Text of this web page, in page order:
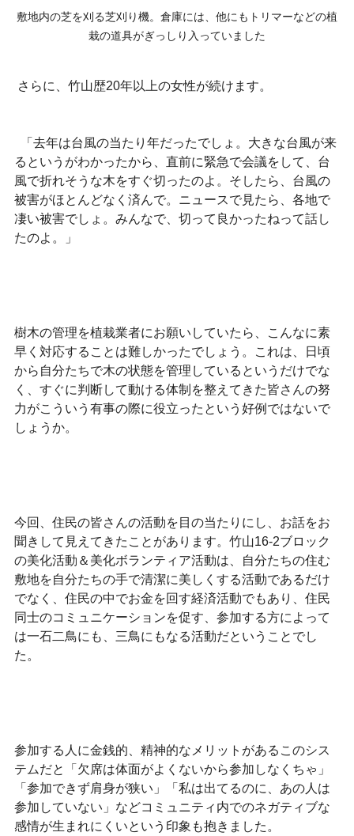
敷地内の芝を刈る芝刈り機。倉庫には、他にもトリマーなどの植
栽の道具がぎっしり入っていました
さらに、竹山歴20年以上の女性が続けます。
るというがわかったから、直前に緊急で会議をして、台
風で折れそうな木をすぐ切ったのよ。そしたら、台風の
被害がほとんどなく済んで。ニュースで見たら、各地で
凄い被害でしょ。みんなで、切って良かったねって話し
たのよ。」
樹木の管理を植栽業者にお願いしていたら、こんなに素
早く対応することは難しかったでしょう。これは、日頃
から自分たちで木の状態を管理しているというだけでな
く、すぐに判断して動ける体制を整えてきた皆さんの努
力がこういう有事の際に役立ったという好例ではないで
しょうか。
今回、住民の皆さんの活動を目の当たりにし、お話をお
聞きして見えてきたことがあります。竹山16-2ブロック
の美化活動＆美化ボランティア活動は、自分たちの住む
敷地を自分たちの手で清潔に美しくする活動であるだけ
でなく、住民の中でお金を回す経済活動でもあり、住民
同士のコミュニケーションを促す、参加する方によって
は一石二鳥にも、三鳥にもなる活動だということでし
た。
参加する人に金銭的、精神的なメリットがあるこのシス
テムだと「欠席は体面がよくないから参加しなくちゃ」
「参加できず肩身が狭い」「私は出てるのに、あの人は
参加していない」などコミュニティ内でのネガティブな
感情が生まれにくいという印象も抱きました。